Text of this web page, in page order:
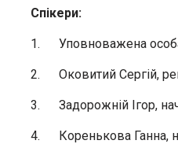
Спікери:
1. Уповноважена особа
2. Оковитий Сергій,
3. Задорожній Ігор,
4. Коренькова Ганна,